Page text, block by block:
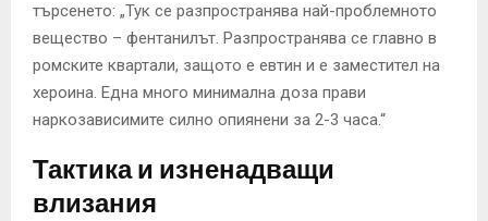
търсенето: „Тук се разпространява най-проблемното
вещество – фентанилът. Разпространява се главно в
ромските квартали, защото е евтин и е заместител на
хероина. Една много минимална доза прави
наркозависимите силно опиянени за 2-3 часа.“
Тактика и изненадващи
влизания